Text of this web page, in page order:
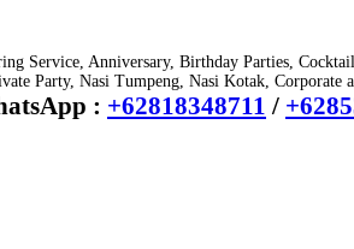
Service, Anniversary, Birthday Parties,
Party, Nasi Tumpeng, Nasi Kotak, Corporate
: +62818348711 /